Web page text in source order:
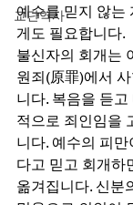
교단역사
예수를 믿지 않는
게도 필요합니다.
불신자의 회개는
원죄(原罪)에서
니다. 복음을 듣
적으로 죄인임을
니다. 예수의 피
다고 믿고 회개하
옮겨집니다. 신분